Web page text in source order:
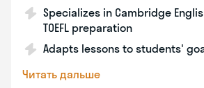
Specializes in Cambridge
TOEFL preparation
Adapts lessons to students'
Читать дальше